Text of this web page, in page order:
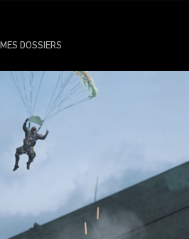
MES DOSSIERS